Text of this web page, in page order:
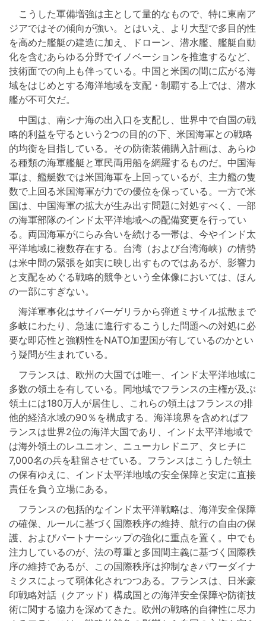
こうした軍備増強は主として量的なもので、特に東南ア
ジアではその傾向が強い。とはいえ、より大型で多目的性
を高めた艦艇の建造に加え、ドローン、潜水艦、艦艇自動
化を含むあらゆる分野でイノベーションを推進するなど、
技術面での向上も伴っている。中国と米国の間に広がる海
域をはじめとする海洋地域を支配・制覇する上では、潜水
艦が不可欠だ。
中国は、南シナ海の出入口を支配し、世界中で自国の戦
略的利益を守るという2つの目的の下、米国海軍との戦略
的均衡を目指している。その防衛装備購入計画は、あらゆ
る種類の海軍艦艇と軍民両用船を網羅するものだ。中国海
軍は、艦艇数では米国海軍を上回っているが、主力艦の隻
数で上回る米国海軍が力での優位を保っている。一方で米
国は、中国海軍の拡大が生み出す問題に対処すべく、一部
の海軍部隊のインド太平洋地域への配備変更を行ってい
る。両国海軍がにらみ合いを続ける一帯は、今やインド太
平洋地域に複数存在する。台湾（および台湾海峡）の情勢
は米中間の緊張を如実に映し出すものではあるが、影響力
と支配をめぐる戦略的競争という全体像においては、ほん
の一部にすぎない。
海洋軍事化はサイバーゲリラから弾道ミサイル拡散まで
多岐にわたり、急速に進行するこうした問題への対処に必
要な即応性と強靱性をNATO加盟国が有しているのかとい
う疑問が生まれている。
フランスは、欧州の大国では唯一、インド太平洋地域に
多数の領土を有している。同地域でフランスの主権が及ぶ
領土には180万人が居住し、これらの領土はフランスの排
他的経済水域の90％を構成する。海洋境界を含めればフ
ランスは世界2位の海洋大国であり、インド太平洋地域で
は海外領土のレユニオン、ニューカレドニア、タヒチに
7,000名の兵を駐留させている。フランスはこうした領土
の保有ゆえに、インド太平洋地域の安全保障と安定に直接
責任を負う立場にある。
フランスの包括的なインド太平洋戦略は、海洋安全保障
の確保、ルールに基づく国際秩序の維持、航行の自由の保
護、およびパートナーシップの強化に重点を置く。中でも
注力しているのが、法の尊重と多国間主義に基づく国際秩
序の維持であるが、この国際秩序は抑制なきパワーダイナ
ミクスによって弱体化されつつある。フランスは、日米豪
印戦略対話（クアッド）構成国との海洋安全保障や防衛技
術に関する協力を深めてきた。欧州の戦略的自律性に尽力